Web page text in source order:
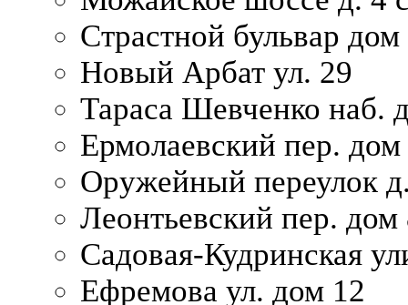
Страстной бульвар дом
Новый Арбат ул. 29
Тараса Шевченко наб.
Ермолаевский пер. дом
Оружейный переулок
Леонтьевский пер. дом
Садовая-Кудринская
Ефремова ул. дом 12